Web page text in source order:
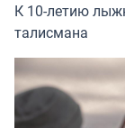
К 10-летию
талисмана